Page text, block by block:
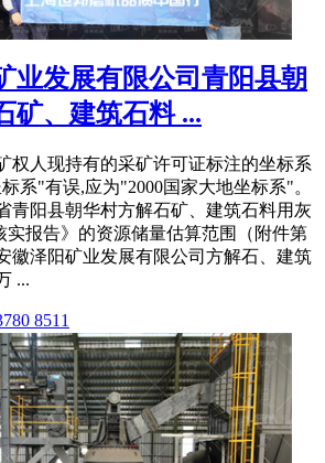
业发展有限公司青阳县朝
矿、建筑石料 ...
权人现持有的采矿许可证标注的坐标系
系"有误,应为"2000国家大地坐标系"。
青阳县朝华村方解石矿、建筑石料用灰
实报告》的资源储量估算范围（附件第
徽泽阳矿业发展有限公司方解石、建筑
...
8511